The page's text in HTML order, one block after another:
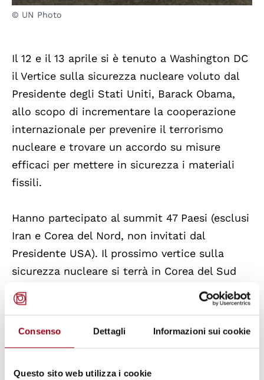
Consenso Dettagli Informazioni sui cookie
Questo sito web utilizza i cookie
© UN Photo
Il 12 e il 13 aprile si è tenuto a Washington DC
il Vertice sulla sicurezza nucleare voluto dal
Presidente degli Stati Uniti, Barack Obama,
allo scopo di incrementare la cooperazione
internazionale per prevenire il terrorismo
nucleare e trovare un accordo su misure
efficaci per mettere in sicurezza i materiali
fissili.
Hanno partecipato al summit 47 Paesi (esclusi
Iran e Corea del Nord, non invitati dal
Presidente USA). Il prossimo vertice sulla
sicurezza nucleare si terrà in Corea del Sud
nel 2012.
Al termine del summit di Washington sono
alla riduzione della minaccia nucleare